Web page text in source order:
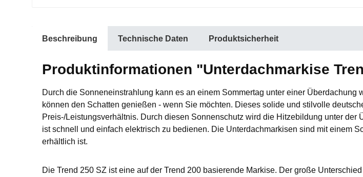
Beschreibung Technische Daten Produktsicherheit
Produktinformationen "Unterdachmarkise
Durch die Sonneneinstrahlung kann es an einem Sommertag unter einer
können den Schatten genießen - wenn Sie möchten. Dieses solide und stilvolle
Preis-/Leistungsverhältnis. Durch diesen Sonnenschutz wird die Hitzebildung unter
ist schnell und einfach elektrisch zu bedienen. Die Unterdachmarkisen sind mit einem
erhältlich ist.
Die Trend 250 SZ ist eine auf der Trend 200 basierende Markise. Der große